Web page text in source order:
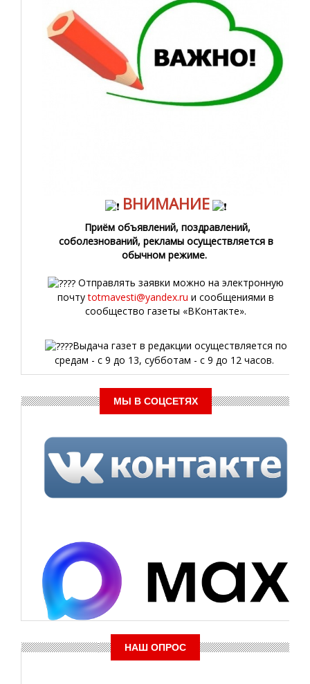
ВНИМАНИЕ
Приём объявлений, поздравлений,
соболезнований, рекламы осуществляется в
обычном режиме.
Отправлять заявки можно на электронную
почтуtotmavesti@yandex.ru и сообщениями в
сообщество газеты «ВКонтакте».
Выдача газет в редакции осуществляется по
средам - с 9 до 13, субботам - с 9 до 12 часов.
МЫ В СОЦСЕТЯХ
НАШ ОПРОС